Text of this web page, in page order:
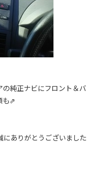
純正ナビにフロント＆バ
も⇗
にありがとうございました